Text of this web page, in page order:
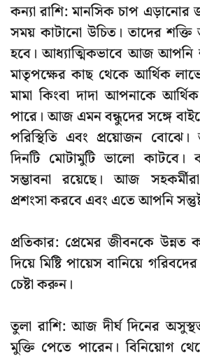
কন্যা রাশি: মানসিক চাপ এড়ানোর
সময় কাটানো উচিত। তাদের
হবে। আধ্যাত্মিকভাবে আজ আপনি
মাতৃপক্ষের কাছ থেকে আর্থিক
মামা কিংবা দাদা আপনাকে
পারে। আজ এমন বন্ধুদের সঙ্গে
পরিস্থিতি এবং প্রয়োজন
দিনটি মোটামুটি ভালো কাটবে।
সম্ভাবনা রয়েছে। আজ
প্রশংসা করবে এবং এতে আপনি
প্রতিকার: প্রেমের জীবনকে
দিয়ে মিষ্টি পায়েস বানিয়ে
চেষ্টা করুন।
তুলা রাশি: আজ দীর্ঘ দিনের
মুক্তি পেতে পারেন। বিনিয়োগ